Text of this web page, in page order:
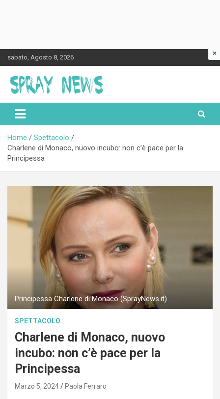
to
content
sabato, Agosto 8, 2026
Spraynews.it
Home
Spettacolo
Charlene di Monaco, nuovo incubo: non c’è pace per la
Principessa
Principessa Charlene di Monaco (SprayNews.it)
SPETTACOLO
Charlene di Monaco, nuovo
incubo: non c’è pace per la
Principessa
Marzo 5, 2024 Paola Ferraro
×